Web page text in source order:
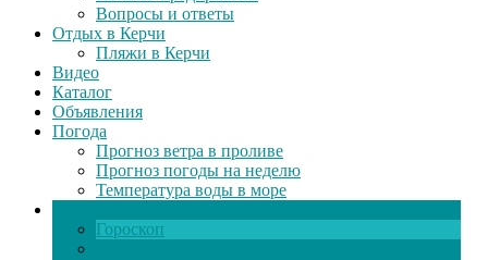
Вопросы и ответы
Отдых в Керчи
Пляжи в Керчи
Видео
Каталог
Объявления
Погода
Прогноз ветра в проливе
Прогноз погоды на неделю
Температура воды в море
Гороскоп